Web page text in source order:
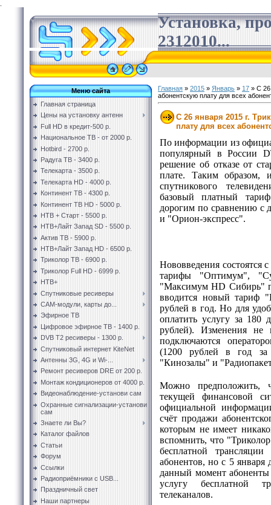
Установка,
2312010...
Меню сайта
Главная страница
Цены на установку антенн
Full HD в кредит-500 р.
Национальное ТВ - от 2000 р.
Hotbird - 2700 р.
Радуга ТВ - 3400 р.
Телекарта - 3500 р.
Телекарта HD - 4000 р.
Континент ТВ - 4300 р.
Континент ТВ HD - 5000 р.
НТВ + Старт - 5500 р.
НТВ+Лайт Запад SD - 5500 р.
Актив ТВ - 5900 р.
НТВ+Лайт Запад HD - 6500 р.
Триколор ТВ - 6900 р.
Триколор Full HD - 6999 р.
НТВ+
Спутниковые ресиверы
CAM-модули, карты до...
Эфирное ТВ
Цифровое эфирное ТВ - 1400 р.
DVB T2 ресиверы - 1300 р.
Спутниковый интернет KiteNet
Антенны 3G, 4G и Wi-...
Ремонт ресиверов DRE от 200 р.
Монтаж кондиционеров от 4000 р.
Видеонаблюдение-установи сам
Охранные сигнализации-установи
сам
Знаете ли Вы?
Каталог файлов
Статьи
Форум
Ссылки
Радиоприёмники с USB...
Праздничный свет
Наши партнеры
Главная » 2015 » Январь » 17 » С 26
абонентскую плату для всех
С 26 января 2015 г.
плату для всех
По информации из
популярный в России
решение об отказе от
плате. Таким образом,
спутникового
базовый платный
дорогим по сравнению
и "Орион-экспресс".
Нововведения состоятся
тарифы "Оптимум",
"Максимум HD Сибирь"
вводится новый тариф
рублей в год. Но для
оплатить услугу за
рублей). Изменения не
подключаются
(1200 рублей в год
"Кинозалы" и
Можно предположить,
текущей финансовой
официальной
счёт продажи
которым не имеет
вспомнить, что
бесплатной
абонентов, но с 5
данный момент
услугу бесплатной
телеканалов.